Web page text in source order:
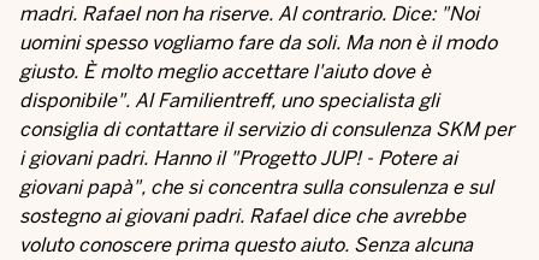
madri. Rafael non ha riserve. Al contrario. Dice: "Noi
uomini spesso vogliamo fare da soli. Ma non è il modo
giusto. È molto meglio accettare l'aiuto dove è
disponibile". Al Familientreff, uno specialista gli
consiglia di contattare il servizio di consulenza SKM per
i giovani padri. Hanno il "Progetto JUP! - Potere ai
giovani papà", che si concentra sulla consulenza e sul
sostegno ai giovani padri. Rafael dice che avrebbe
voluto conoscere prima questo aiuto. Senza alcuna